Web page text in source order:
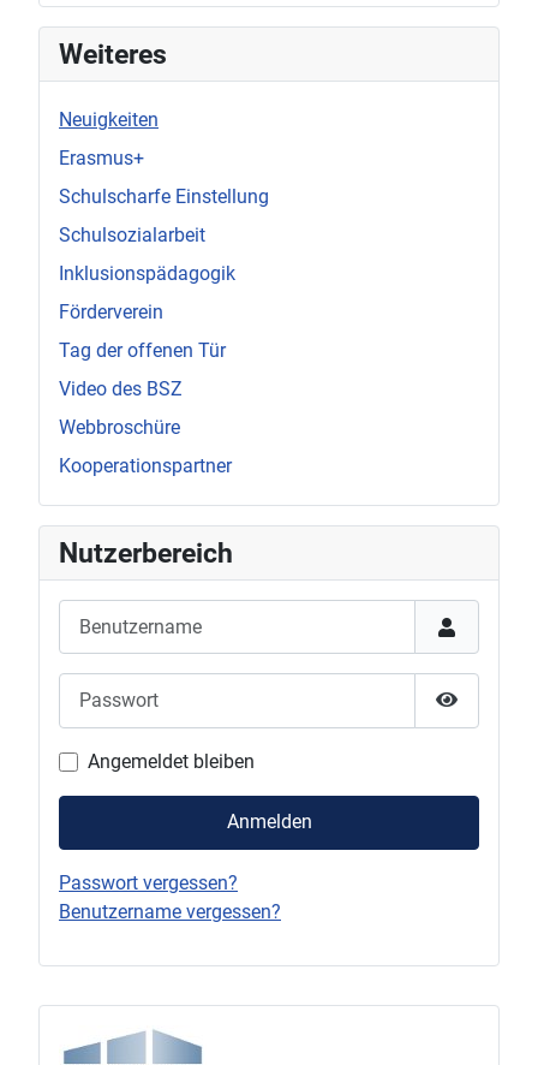
Weiteres
Neuigkeiten
Erasmus+
Schulscharfe Einstellung
Schulsozialarbeit
Inklusionspädagogik
Förderverein
Tag der offenen Tür
Video des BSZ
Webbroschüre
Kooperationspartner
Nutzerbereich
Passwort
Angemeldet bleiben
Anmelden
Passwort vergessen?
Benutzername vergessen?